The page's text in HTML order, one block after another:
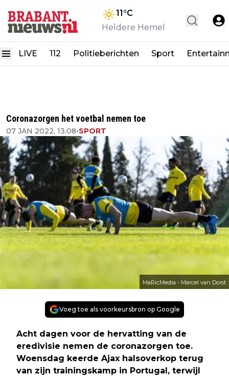
11 °C
Heldere Hemel
LIVE 112 Politieberichten Sport
Coronazorgen het voetbal nemen toe
07 JAN 2022, 13:08•SPORT
MaRicMedia - Marcel van Dorst
Voeg toe als voorkeursbron op Google
Acht dagen voor de hervatting van de
eredivisie nemen de coronazorgen toe.
Woensdag keerde Ajax halsoverkop terug
van zijn trainingskamp in Portugal, terwijl